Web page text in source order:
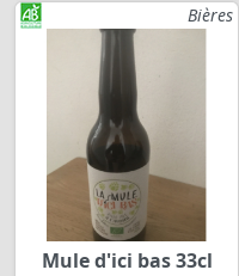
Bières
Mule d'ici bas 33cl